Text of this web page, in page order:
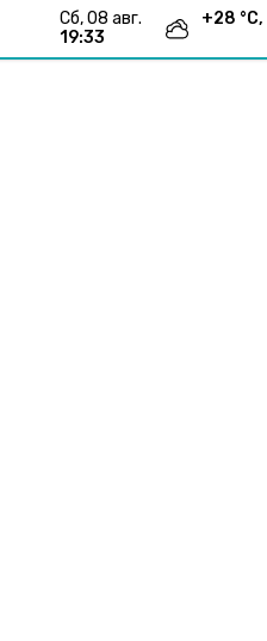
сб, 08 авг.
19:33
+28 °С,